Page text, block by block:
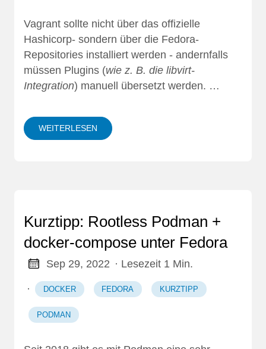
Vagrant sollte nicht über das offizielle
Hashicorp- sondern über die Fedora-
Repositories installiert werden - andernfalls
müssen Plugins (wie z. B. die libvirt-
Integration) manuell übersetzt werden. …
WEITERLESEN
Kurztipp: Rootless Podman +
docker-compose unter Fedora
Sep 29, 2022 · Lesezeit 1 Min.
· DOCKER FEDORA KURZTIPP
PODMAN